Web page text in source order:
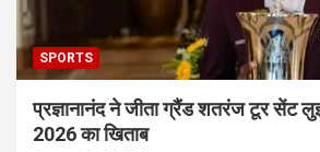
SPORTS
प्रज्ञानानंद ने जीता ग्रैंड शतरंज टूर सेंट
2026 का खिताब